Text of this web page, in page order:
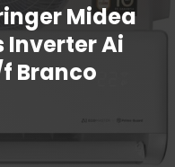
Midea
Inverter Ai
Branco